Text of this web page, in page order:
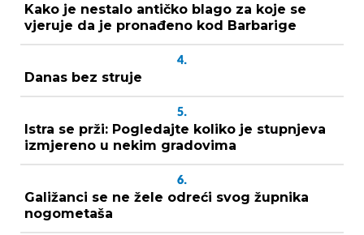
Kako je nestalo antičko blago za koje se
vjeruje da je pronađeno kod Barbarige
4.
Danas bez struje
5.
Istra se prži: Pogledajte koliko je stupnjeva
izmjereno u nekim gradovima
6.
Galižanci se ne žele odreći svog župnika
nogometaša